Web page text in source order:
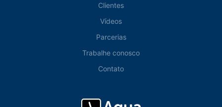
Clientes
Vídeos
Parcerias
Trabalhe conosco
Contato